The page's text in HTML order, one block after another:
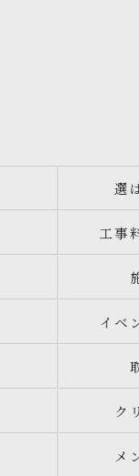
選
工事
イベ
ク
メ